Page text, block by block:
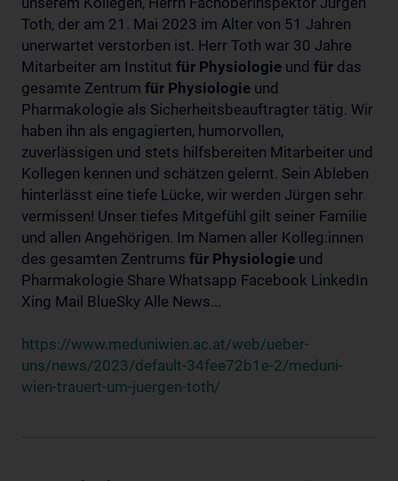
Toth, der am 21. Mai 2023 im Alter von 51 Jahren
unerwartet verstorben ist. Herr Toth war 30 Jahre
Mitarbeiter am Institut für Physiologie und für das
gesamte Zentrum für Physiologie und
Pharmakologie als Sicherheitsbeauftragter tätig. Wir
haben ihn als engagierten, humorvollen,
zuverlässigen und stets hilfsbereiten Mitarbeiter und
Kollegen kennen und schätzen gelernt. Sein Ableben
hinterlässt eine tiefe Lücke, wir werden Jürgen sehr
vermissen! Unser tiefes Mitgefühl gilt seiner Familie
und allen Angehörigen. Im Namen aller Kolleg:innen
des gesamten Zentrums für Physiologie und
Pharmakologie Share Whatsapp Facebook LinkedIn
Xing Mail BlueSky Alle News...
https://www.meduniwien.ac.at/web/ueber-
uns/news/2023/default-34fee72b1e-2/meduni-
wien-trauert-um-juergen-toth/